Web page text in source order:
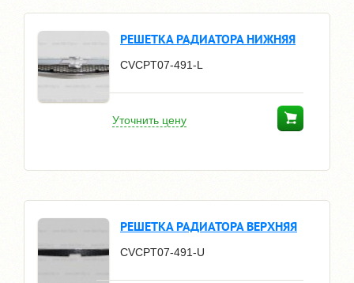
РЕШЕТКА РАДИАТОРА НИЖНЯЯ
CVCPT07-491-L
Уточнить цену
РЕШЕТКА РАДИАТОРА ВЕРХНЯЯ
CVCPT07-491-U